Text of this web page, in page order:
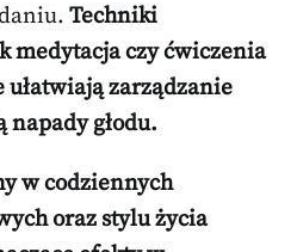
Techniki
medytacja czy ćwiczenia
zarządzanie
napady głodu.
w codziennych
oraz stylu życia